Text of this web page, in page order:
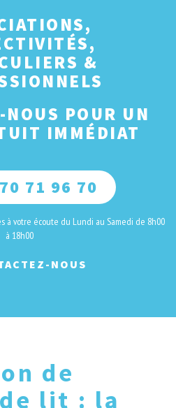
&
NOUS POUR UN
IMMÉDIAT
71 96 70
à votre écoute du Lundi au Samedi de 8h00
à 18h00
NOUS
de
lit : la